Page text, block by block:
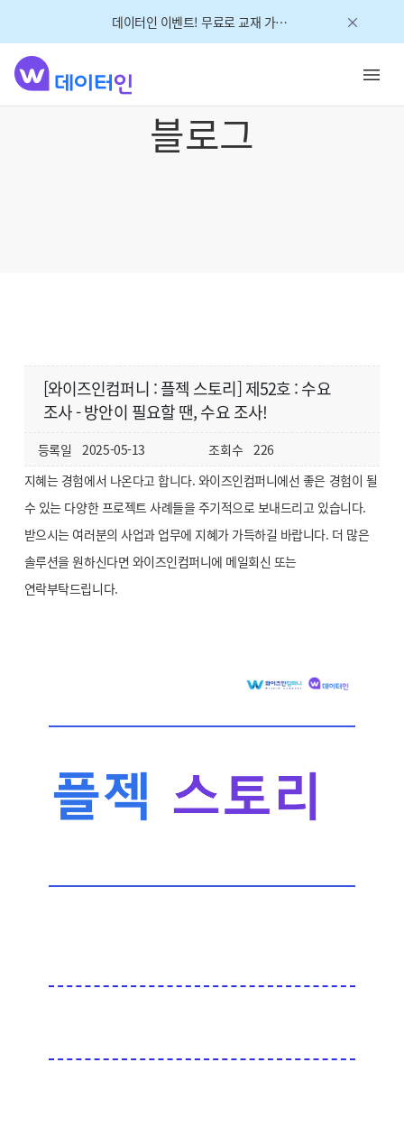
데이터인 이벤트! 무료로 교재 가져가세요!
블로그
[와이즈인컴퍼니 : 플젝 스토리] 제52호 : 수요
조사 - 방안이 필요할 땐, 수요 조사!
등록일 2025-05-13 조회수
226
지혜는 경험에서 나온다고 합니다. 와이즈인컴퍼니에선 좋은 경험이 될
수 있는 다양한 프로젝트 사례들을 주기적으로 보내드리고 있습니다.
받으시는 여러분의 사업과 업무에 지혜가 가득하길 바랍니다. 더 많은
솔루션을 원하신다면 와이즈인컴퍼니에 메일회신 또는
연락부탁드립니다.